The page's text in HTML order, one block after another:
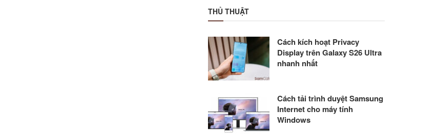
THỦ THUẬT
Cách kích hoạt Privacy
Display trên Galaxy S26 Ultra
nhanh nhất
Cách tải trình duyệt Samsung
Internet cho máy tính
Windows